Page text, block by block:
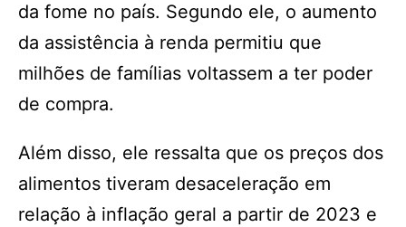
da fome no país. Segundo ele, o aumento
da assistência à renda permitiu que
milhões de famílias voltassem a ter poder
de compra.
Além disso, ele ressalta que os preços dos
alimentos tiveram desaceleração em
relação à inflação geral a partir de 2023 e